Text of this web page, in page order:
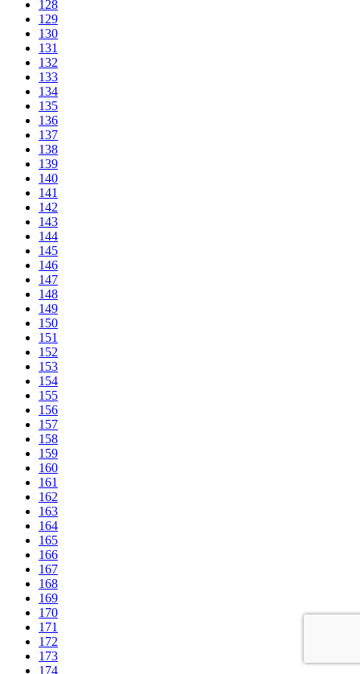
128
129
130
131
132
133
134
135
136
137
138
139
140
141
142
143
144
145
146
147
148
149
150
151
152
153
154
155
156
157
158
159
160
161
162
163
164
165
166
167
168
169
170
171
172
173
174